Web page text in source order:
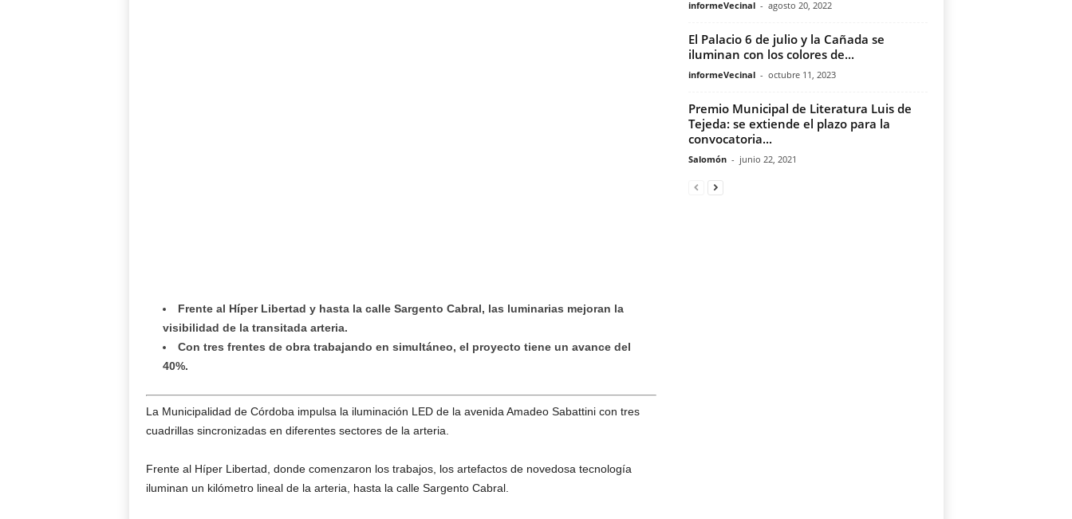
Frente al Híper Libertad y hasta la calle Sargento Cabral, las luminarias mejoran la
visibilidad de la transitada arteria.
Con tres frentes de obra trabajando en simultáneo, el proyecto tiene un avance del
40%.
La Municipalidad de Córdoba impulsa la iluminación LED de la avenida Amadeo Sabattini con tres
cuadrillas sincronizadas en diferentes sectores de la arteria.
Frente al Híper Libertad, donde comenzaron los trabajos, los artefactos de novedosa tecnología
iluminan un kilómetro lineal de la arteria, hasta la calle Sargento Cabral.
informeVecinal - agosto 20, 2022
El Palacio 6 de julio y la Cañada se
iluminan con los colores de...
informeVecinal - octubre 11, 2023
Premio Municipal de Literatura Luis de
Tejeda: se extiende el plazo para la
convocatoria...
Salomón - junio 22, 2021